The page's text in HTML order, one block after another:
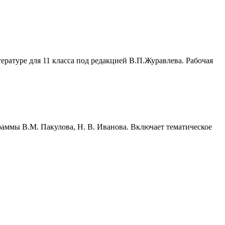
для 11 класса под редакцией В.П.Журавлева. Рабочая
В.М. Пакулова, Н. В. Иванова. Включает тематическое